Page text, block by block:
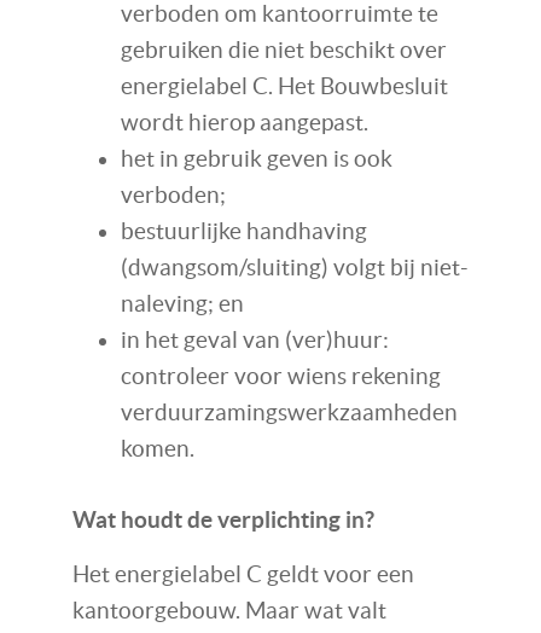
verboden om kantoorruimte te
gebruiken die niet beschikt over
energielabel C. Het Bouwbesluit
wordt hierop aangepast.
het in gebruik geven is ook
verboden;
bestuurlijke handhaving
(dwangsom/sluiting) volgt bij niet-
naleving; en
in het geval van (ver)huur:
controleer voor wiens rekening
verduurzamingswerkzaamheden
komen.
Wat houdt de verplichting in?
Het energielabel C geldt voor een
kantoorgebouw. Maar wat valt